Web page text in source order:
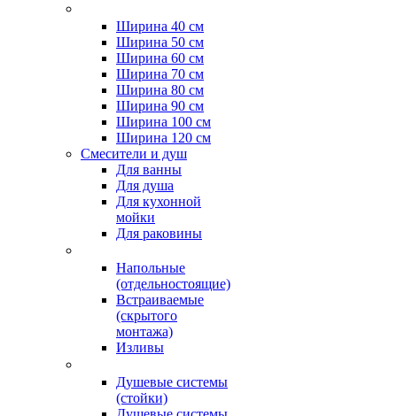
Ширина 40 см
Ширина 50 см
Ширина 60 см
Ширина 70 см
Ширина 80 см
Ширина 90 см
Ширина 100 см
Ширина 120 см
Смесители и душ
Для ванны
Для душа
Для кухонной
мойки
Для раковины
Напольные
(отдельностоящие)
Встраиваемые
(скрытого
монтажа)
Изливы
Душевые системы
(стойки)